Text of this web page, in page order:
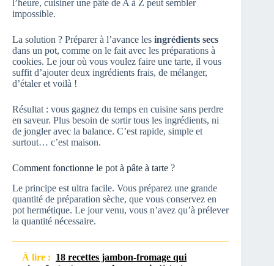
l’heure, cuisiner une pâte de A à Z peut sembler
impossible.
La solution ? Préparer à l’avance les ingrédients secs
dans un pot, comme on le fait avec les préparations à
cookies. Le jour où vous voulez faire une tarte, il vous
suffit d’ajouter deux ingrédients frais, de mélanger,
d’étaler et voilà !
Résultat : vous gagnez du temps en cuisine sans perdre
en saveur. Plus besoin de sortir tous les ingrédients, ni
de jongler avec la balance. C’est rapide, simple et
surtout… c’est maison.
Comment fonctionne le pot à pâte à tarte ?
Le principe est ultra facile. Vous préparez une grande
quantité de préparation sèche, que vous conservez en
pot hermétique. Le jour venu, vous n’avez qu’à prélever
la quantité nécessaire.
À lire : 18 recettes jambon-fromage qui